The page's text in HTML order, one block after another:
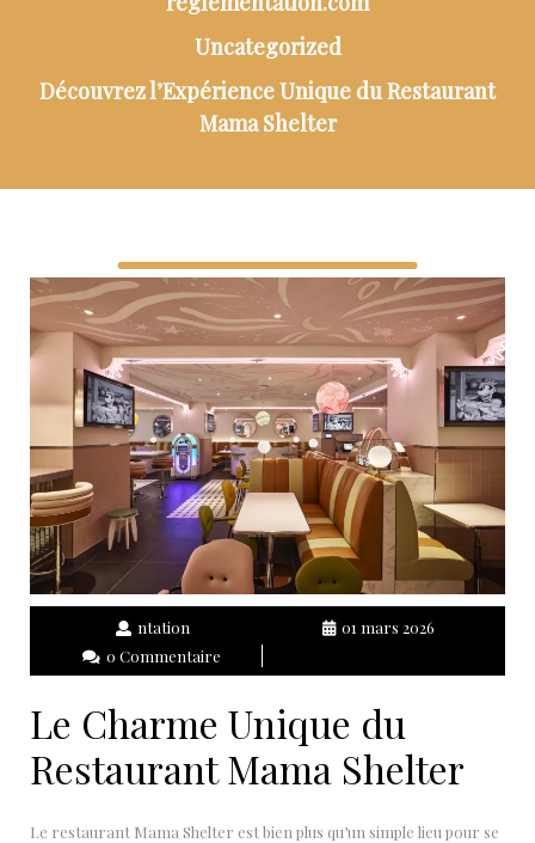
Uncategorized
Découvrez l’Expérience Unique du Restaurant
Mama Shelter
ntation
01 mars 2026
0 Commentaire
Le Charme Unique du
Restaurant Mama Shelter
Le restaurant Mama Shelter est bien plus qu’un simple lieu pour se